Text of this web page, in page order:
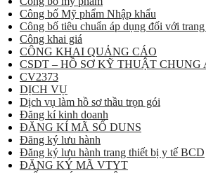
Công bố Mỹ phẩm Nhập khẩu
Công bố tiêu chuẩn áp dụng đối với
Công khai giá
CÔNG KHAI QUẢNG CÁO
CSDT – HỒ SƠ KỸ THUẬT CHUNG
CV2373
DỊCH VỤ
Dịch vụ làm hồ sơ thầu trọn gói
Đăng kí kinh doanh
ĐĂNG KÍ MÃ SỐ DUNS
Đăng ký lưu hành
Đăng ký lưu hành trang thiết bị y tế BCD
ĐĂNG KÝ MÃ VTYT